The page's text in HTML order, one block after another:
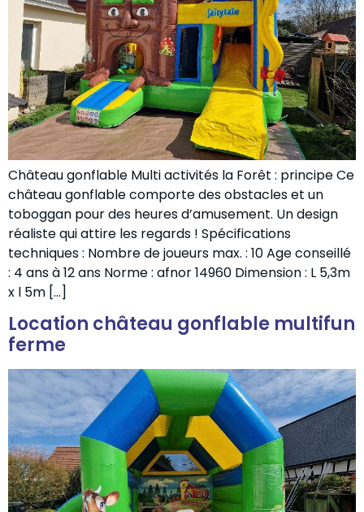
Château gonflable Multi activités la Forêt : principe Ce
château gonflable comporte des obstacles et un
toboggan pour des heures d’amusement. Un design
réaliste qui attire les regards ! Spécifications
techniques : Nombre de joueurs max. : 10 Age conseillé
: 4 ans à 12 ans Norme : afnor 14960 Dimension : L 5,3m
x l 5m […]
Location château gonflable multifun
ferme